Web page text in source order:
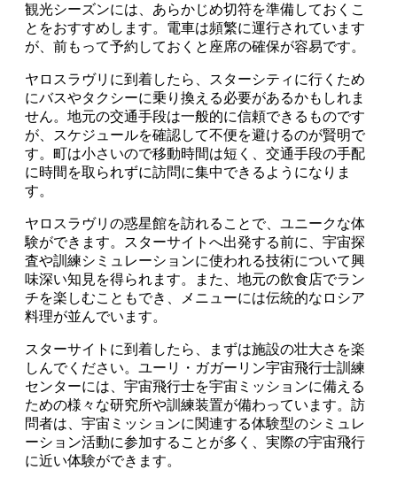
観光シーズンには、あらかじめ切符を準備しておくこ
とをおすすめします。電車は頻繁に運行されています
が、前もって予約しておくと座席の確保が容易です。
ヤロスラヴリに到着したら、スターシティに行くため
にバスやタクシーに乗り換える必要があるかもしれま
せん。地元の交通手段は一般的に信頼できるものです
が、スケジュールを確認して不便を避けるのが賢明で
す。町は小さいので移動時間は短く、交通手段の手配
に時間を取られずに訪問に集中できるようになりま
す。
ヤロスラヴリの惑星館を訪れることで、ユニークな体
験ができます。スターサイトへ出発する前に、宇宙探
査や訓練シミュレーションに使われる技術について興
味深い知見を得られます。また、地元の飲食店でラン
チを楽しむこともでき、メニューには伝統的なロシア
料理が並んでいます。
スターサイトに到着したら、まずは施設の壮大さを楽
しんでください。ユーリ・ガガーリン宇宙飛行士訓練
センターには、宇宙飛行士を宇宙ミッションに備える
ための様々な研究所や訓練装置が備わっています。訪
問者は、宇宙ミッションに関連する体験型のシミュレ
ーション活動に参加することが多く、実際の宇宙飛行
に近い体験ができます。